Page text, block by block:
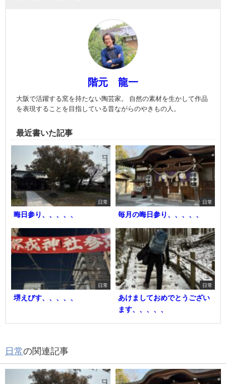
階元 龍一
大阪で活躍する窯を持たない陶芸家。 自然の素材を生かして作品
を表現することを目指している昔ながらのやきもの人。
最近書いた記事
日常
晦日参り、、、、、
日常
毎月の晦日参り、、、、、
日常
堺えびす、、、、、
日常
あけましておめでとうござい
ます、、、、、
日常の関連記事